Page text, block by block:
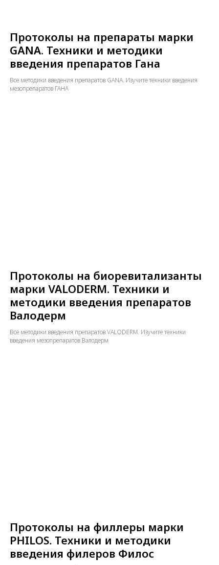
Протоколы на препараты марки
GANA. Техники и методики
введения препаратов Гана
Все методики введения препаратов GANA. Изучите техники введения
мезопрепаратов ГАНА
Протоколы на биоревитализанты
марки VALODERM. Техники и
методики введения препаратов
Валодерм
Все методики введения препаратов VALODERM. Изучите техники
введения мезопрепаратов Валодерм
Протоколы на филлеры марки
PHILOS. Техники и методики
введения филеров Филос